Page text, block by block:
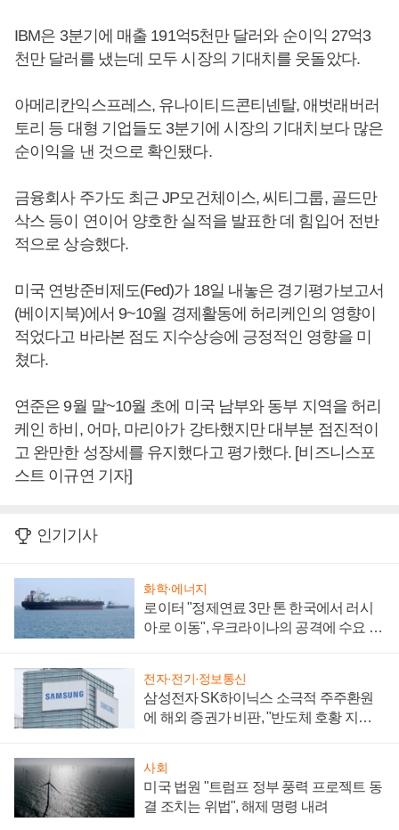
IBM은 3분기에 매출 191억5천만 달러와 순이익 27억3
천만 달러를 냈는데 모두 시장의 기대치를 웃돌았다.
아메리칸익스프레스, 유나이티드콘티넨탈, 애벗래버러
토리 등 대형 기업들도 3분기에 시장의 기대치보다 많은
순이익을 낸 것으로 확인됐다.
금융회사 주가도 최근 JP모건체이스, 씨티그룹, 골드만
삭스 등이 연이어 양호한 실적을 발표한 데 힘입어 전반
적으로 상승했다.
미국 연방준비제도(Fed)가 18일 내놓은 경기평가보고서
(베이지북)에서 9~10월 경제활동에 허리케인의 영향이
적었다고 바라본 점도 지수상승에 긍정적인 영향을 미
쳤다.
연준은 9월 말~10월 초에 미국 남부와 동부 지역을 허리
케인 하비, 어마, 마리아가 강타했지만 대부분 점진적이
고 완만한 성장세를 유지했다고 평가했다. [비즈니스포
스트 이규연 기자]
인기기사
화학·에너지
로이터 "정제연료 3만 톤 한국에서 러시
아로 이동", 우크라이나의 공격에 수요 늘
전자·전기·정보통신
삼성전자 SK하이닉스 소극적 주주환원
에 해외 증권가 비판, "반도체 호황 지속
사회
미국 법원 "트럼프 정부 풍력 프로젝트 동
결 조치는 위법", 해제 명령 내려